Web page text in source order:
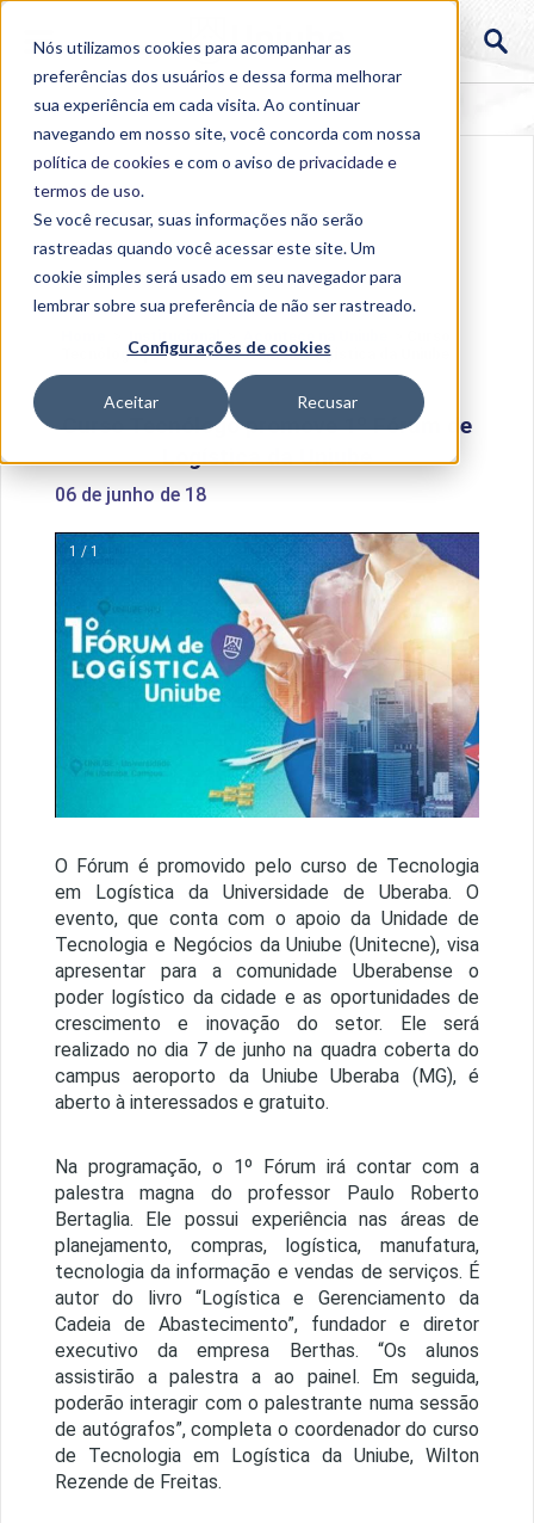
Nós utilizamos cookies para acompanhar as
preferências dos usuários e dessa forma melhorar
sua experiência em cada visita. Ao continuar
navegando em nosso site, você concorda com nossa
política de cookies e com o aviso deprivacidade e
termos de uso.
Se você recusar, suas informações não serão
rastreadas quando você acessar este site. Um
cookie simples será usado em seu navegador para
lembrar sobre sua preferência de não ser rastreado.
Configurações de cookies
Aceitar Recusar
Tecnólogo promove 1º Fórum de Logística da Uniube
Curso Tecnólogo promove 1º Fórum de
Logística da Uniube
06 de junho de 18
1 / 1
O Fórum é promovido pelo curso de Tecnologia
em Logística da Universidade de Uberaba. O
evento, que conta com o apoio da Unidade de
Tecnologia e Negócios da Uniube (Unitecne), visa
apresentar para a comunidade Uberabense o
poder logístico da cidade e as oportunidades de
crescimento e inovação do setor. Ele será
realizado no dia 7 de junho na quadra coberta do
campus aeroporto da Uniube Uberaba (MG), é
aberto à interessados e gratuito.
Na programação, o 1º Fórum irá contar com a
palestra magna do professor Paulo Roberto
Bertaglia. Ele possui experiência nas áreas de
planejamento, compras, logística, manufatura,
tecnologia da informação e vendas de serviços. É
autor do livro “Logística e Gerenciamento da
Cadeia de Abastecimento”, fundador e diretor
executivo da empresa Berthas. “Os alunos
assistirão a palestra a ao painel. Em seguida,
poderão interagir com o palestrante numa sessão
de autógrafos”, completa o coordenador do curso
de Tecnologia em Logística da Uniube, Wilton
Rezende de Freitas.